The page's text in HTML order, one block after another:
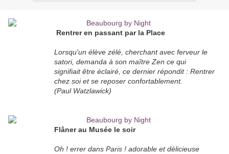
Rentrer en passant par la Place
Lorsqu'un élève zélé, cherchant avec ferveur le
satori, demanda à son maître Zen ce qui
signifiait être éclairé, ce dernier répondit : Rentrer
chez soi et se reposer confortablement.
(Paul Watzlawick)
Flâner au Musée le soir
Oh ! errer dans Paris ! adorable et délicieuse